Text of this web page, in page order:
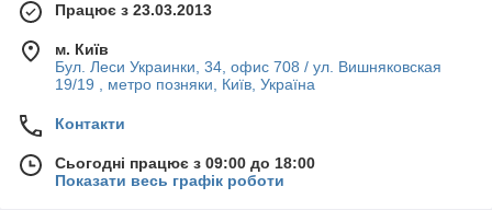
Працює з 23.03.2013
м. Київ
Бул. Леси Украинки, 34, офис 708 / ул. Вишняковская
19/19 , метро позняки, Київ, Україна
Контакти
Сьогодні працює з 09:00 до 18:00
Показати весь графік роботи